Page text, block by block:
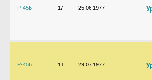
Р-45Б 17 25.06.1977
Р-45Б 18 29.07.1977